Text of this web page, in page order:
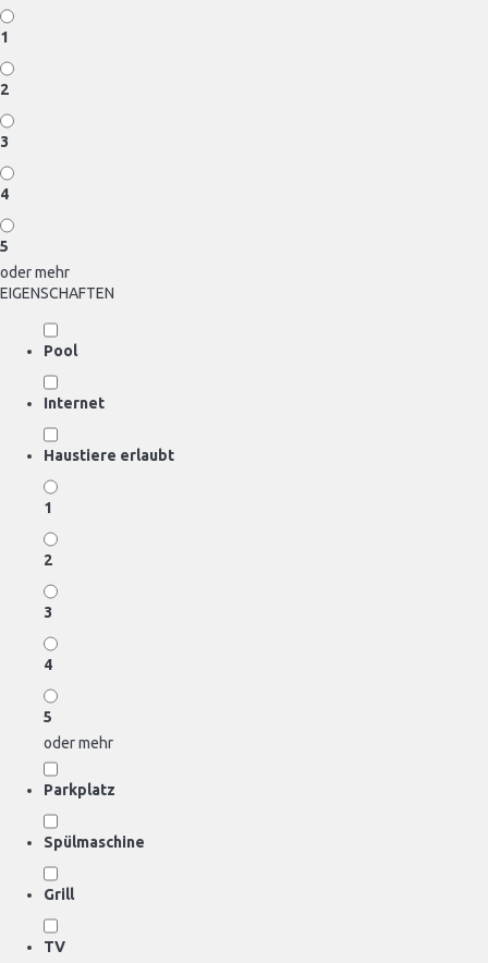
1
2
3
4
5
oder mehr
EIGENSCHAFTEN
Pool
Internet
Haustiere erlaubt
1
2
3
4
5
oder mehr
Parkplatz
Spülmaschine
Grill
TV